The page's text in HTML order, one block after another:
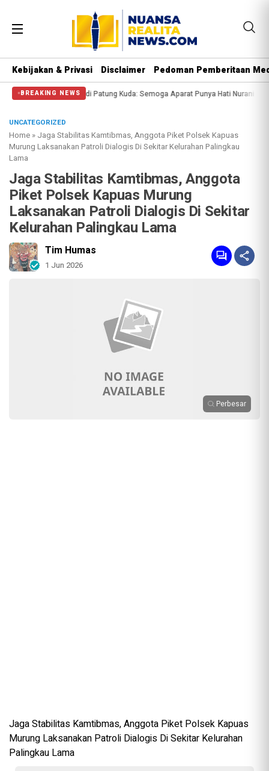
Kebijakan & Privasi Disclaimer Pedoman Pemberitaan
BREAKING NEWS
Massa di Patung Kuda: Semoga Aparat Punya Hati Nurani Massa Reuni
UNCATEGORIZED
Home » Jaga Stabilitas Kamtibmas, Anggota Piket Polsek Kapuas
Murung Laksanakan Patroli Dialogis Di Sekitar Kelurahan Palingkau
Lama
Jaga Stabilitas Kamtibmas, Anggota
Piket Polsek Kapuas Murung
Laksanakan Patroli Dialogis Di Sekitar
Kelurahan Palingkau Lama
Tim Humas
1 Jun 2026
Perbesar
Jaga Stabilitas Kamtibmas, Anggota Piket Polsek Kapuas
Murung Laksanakan Patroli Dialogis Di Sekitar Kelurahan
Palingkau Lama